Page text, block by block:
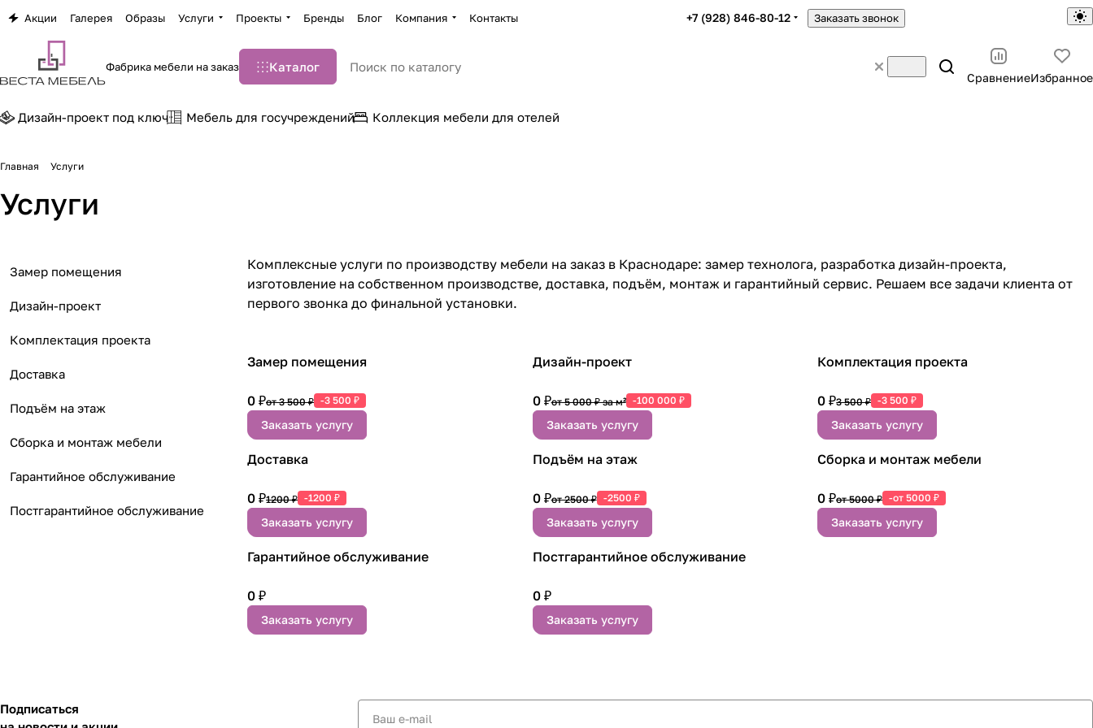
Акции Галерея Образы Услуги Проекты Бренды Блог Компания Контакты +7 (928) 846-80-12 Заказать звонок
Фабрика мебели на заказ Каталог
СравнениеИзбранное
Дизайн-проект под ключ Мебель для госучреждений Коллекция мебели для отелей
Главная Услуги
Услуги
Комплексные услуги по производству мебели на заказ в Краснодаре: замер технолога, разработка дизайн-проекта,
изготовление на собственном производстве, доставка, подъём, монтаж и гарантийный сервис. Решаем все задачи клиента от
первого звонка до финальной установки.
Замер помещения
0 ₽от 3 500 ₽ -3 500 ₽
Заказать услугу
Дизайн-проект
0 ₽от 5 000 ₽ за м² -100 000 ₽
Заказать услугу
Комплектация проекта
0 ₽3 500 ₽ -3 500 ₽
Заказать услугу
Доставка
0 ₽1200 ₽ -1200 ₽
Заказать услугу
Подъём на этаж
0 ₽от 2500 ₽ -2500 ₽
Заказать услугу
Сборка и монтаж мебели
0 ₽от 5000 ₽ -от 5000 ₽
Заказать услугу
Гарантийное обслуживание
0 ₽
Заказать услугу
Постгарантийное обслуживание
0 ₽
Заказать услугу
Замер помещения
Дизайн-проект
Комплектация проекта
Доставка
Подъём на этаж
Сборка и монтаж мебели
Гарантийное обслуживание
Постгарантийное обслуживание
Подписаться